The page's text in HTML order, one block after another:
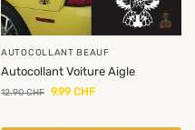
AUTOCOLLANT BEAUF
Autocollant Voiture Aigle
12.90CHF 9.99 CHF